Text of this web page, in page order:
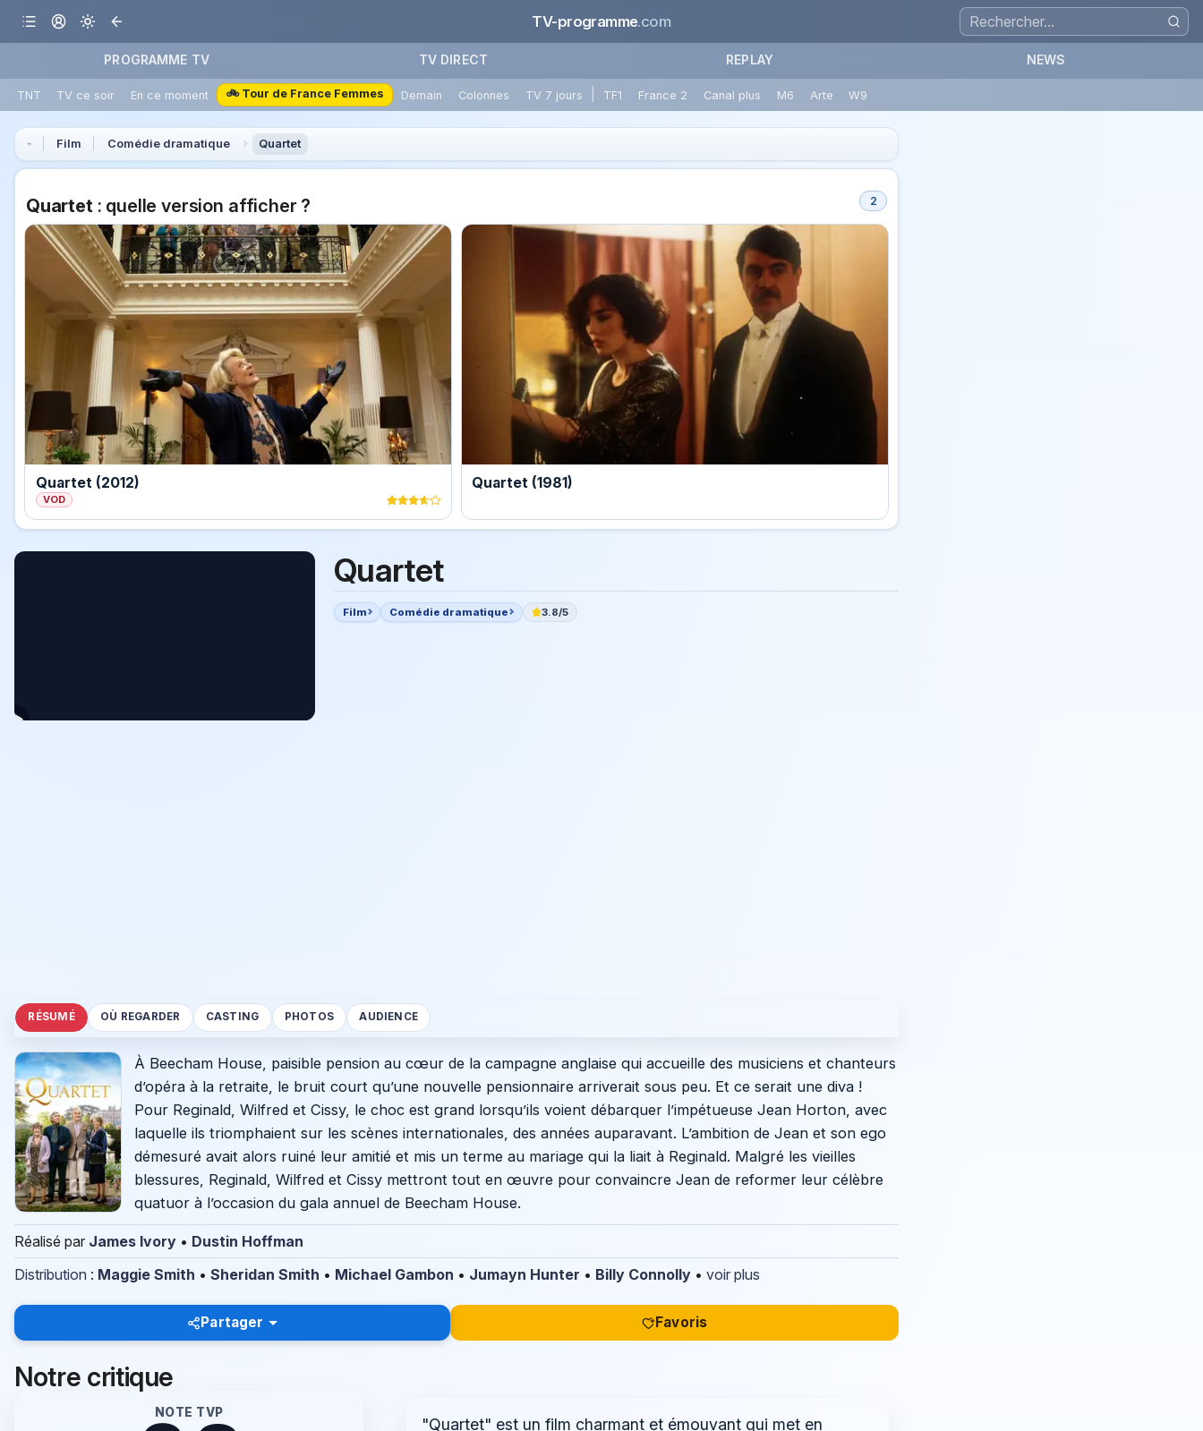
TV-programme.com
PROGRAMME TV TV DIRECT REPLAY NEWS
TNT TV ce soir En ce moment 🚲 Tour de France Femmes Demain Colonnes TV 7 jours TF1 France 2 Canal plus M6 Arte W9
Film Comédie dramatique Quartet
Quartet: quelle version afficher ? 2
Quartet (2012)
VOD
Quartet (1981)
Quartet
Film Comédie dramatique 3.8/5
RÉSUMÉ OÙ REGARDER CASTING PHOTOS AUDIENCE
À Beecham House, paisible pension au cœur de la campagne anglaise qui accueille des musiciens et chanteurs
d’opéra à la retraite, le bruit court qu’une nouvelle pensionnaire arriverait sous peu. Et ce serait une diva !
Pour Reginald, Wilfred et Cissy, le choc est grand lorsqu’ils voient débarquer l’impétueuse Jean Horton, avec
laquelle ils triomphaient sur les scènes internationales, des années auparavant. L’ambition de Jean et son ego
démesuré avait alors ruiné leur amitié et mis un terme au mariage qui la liait à Reginald. Malgré les vieilles
blessures, Reginald, Wilfred et Cissy mettront tout en œuvre pour convaincre Jean de reformer leur célèbre
quatuor à l’occasion du gala annuel de Beecham House.
Réalisé par James Ivory • Dustin Hoffman
Distribution : Maggie Smith • Sheridan Smith • Michael Gambon • Jumayn Hunter • Billy Connolly • voir plus
Partager Favoris
Notre critique
NOTE TVP
"Quartet" est un film charmant et émouvant qui met en